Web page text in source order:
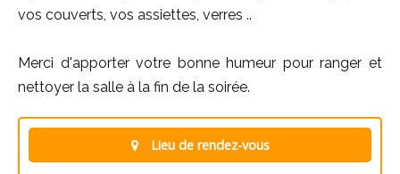
vos couverts, vos assiettes, verres ..
Merci d'apporter votre bonne humeur pour ranger et
nettoyer la salle à la fin de la soirée.
Lieu de rendez-vous